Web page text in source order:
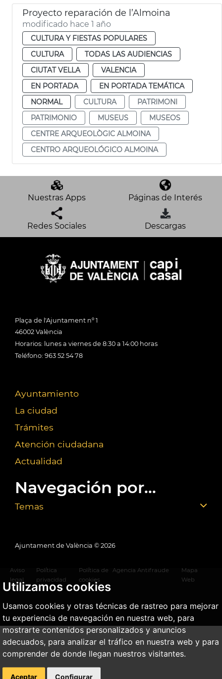
Utilizamos cookies
Usamos cookies y otras técnicas de rastreo para mejorar
tu experiencia de navegación en nuestra web, para
mostrarte contenidos personalizados y anuncios
adecuados, para analizar el tráfico en nuestra web y para
comprender de donde llegan nuestros visitantes.
Aceptar Configurar
Proyecto reparación de l’Almoina
modificado hace 1 año
CULTURA Y FIESTAS POPULARES
CULTURA
TODAS LAS AUDIENCIAS
CIUTAT VELLA
VALENCIA
EN PORTADA
EN PORTADA TEMÁTICA
NORMAL
CULTURA
PATRIMONI
PATRIMONIO
MUSEUS
MUSEOS
CENTRE ARQUEOLÒGIC ALMOINA
CENTRO ARQUEOLÓGICO ALMOINA
Nuestras Apps Páginas de Interés
Redes Sociales Descargas
Plaça de l'Ajuntament nº 1
46002 València
Horarios: lunes a viernes de 8:30 a 14:00 horas
Teléfono: 963 52 54 78
Ayuntamiento
La ciudad
Trámites
Atención ciudadana
Actualidad
Navegación por...
Temas
Ajuntament de València © 2026
Aviso
legal
Política
privacidad
Política de
cookies
Agencia Antifraude
Mapa
Web